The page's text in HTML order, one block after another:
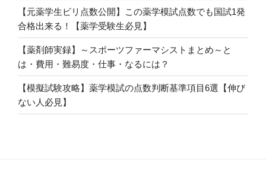
【元薬学生ビリ点数公開】この薬学模試点数でも国試1発
合格出来る！【薬学受験生必見】
【薬剤師実録】～スポーツファーマシストまとめ～と
は・費用・難易度・仕事・なるには？
【模擬試験攻略】薬学模試の点数判断基準項目6選【伸び
ない人必見】